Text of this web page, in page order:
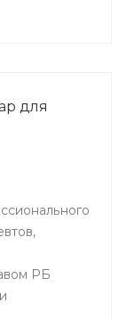
для
РБ